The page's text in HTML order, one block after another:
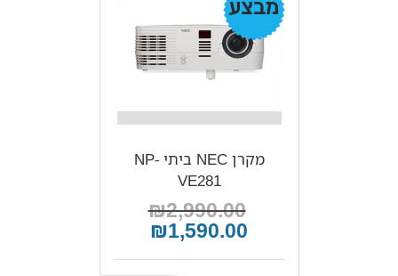
מקרן NEC ביתי NP-
VE281
₪2,990.00
₪1,590.00